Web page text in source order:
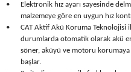
•
Elektronik hız ayarı sayesinde
malzemeye göre en uygun hız
•
CAT Aktif Akü Koruma Teknolojisi
durumlarda otomatik olarak akü
söner, aküyü ve motoru korumaya
başlar.